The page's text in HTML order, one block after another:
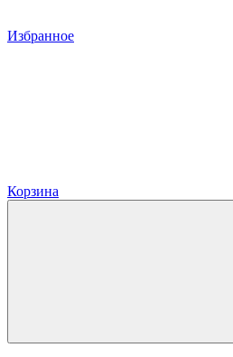
Избранное
Корзина